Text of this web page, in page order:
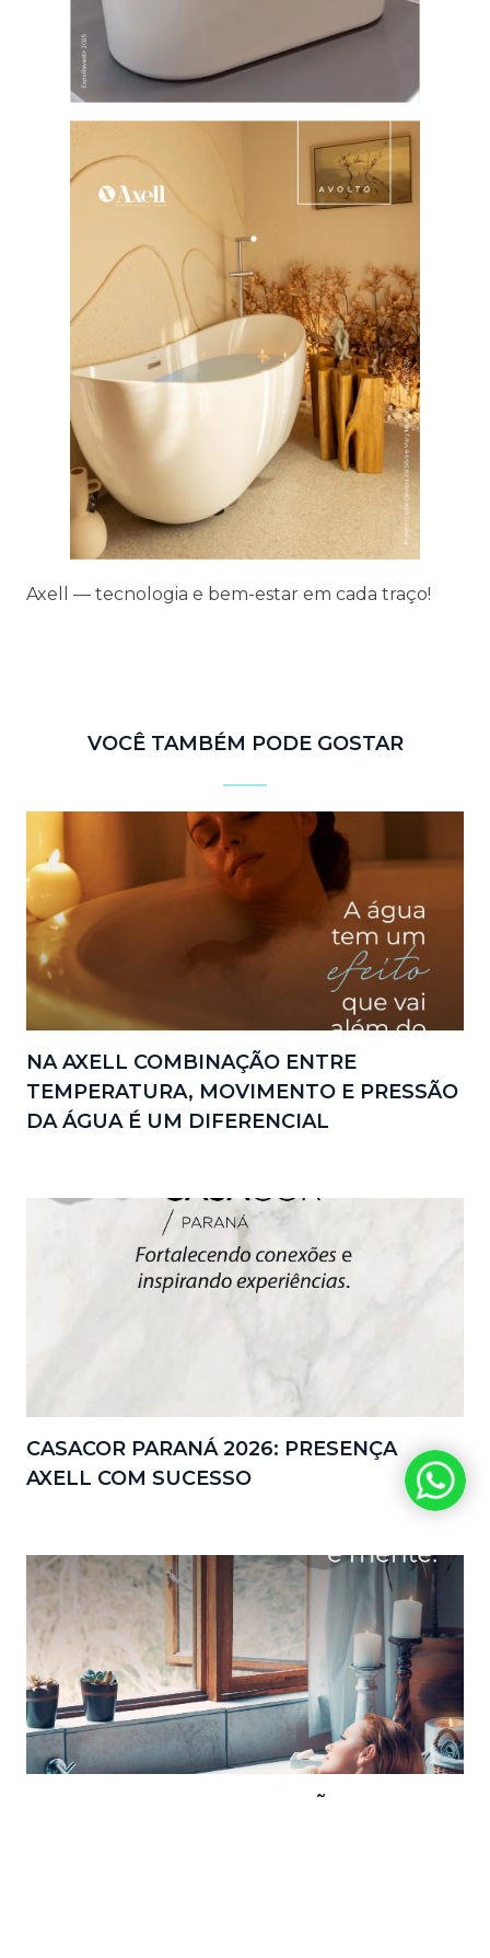
Axell — tecnologia e bem-estar em cada traço!
VOCÊ TAMBÉM PODE GOSTAR
NA AXELL COMBINAÇÃO ENTRE
TEMPERATURA, MOVIMENTO E PRESSÃO
DA ÁGUA É UM DIFERENCIAL
CASACOR PARANÁ 2026: PRESENÇA
AXELL COM SUCESSO
AXELL: ERGONOMIA, IMERSÃO E